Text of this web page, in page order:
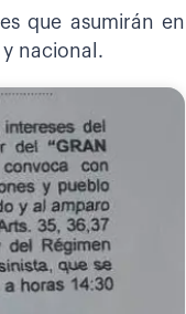
que asumirán en
nacional.